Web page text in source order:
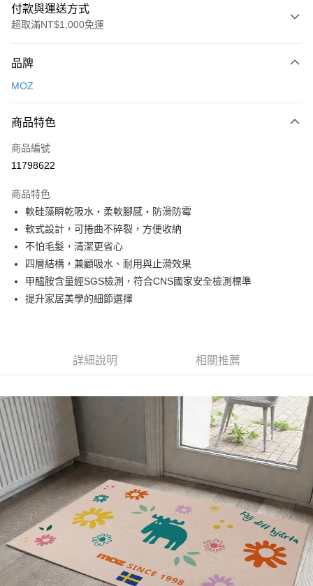
付款與運送方式
超取滿NT$1,000免運
信用卡一次付款
Apple Pay
街口支付
Google Pay
全盈+PAY
大哥付你分期
相關說明
【大哥付你分期使用說明】
1.本服務由台灣大哥大提供，台灣大哥大用戶可立即使用無須另外申請。
4.訂單成立30分鐘內，如未前往確認交易或遇審核未通過，訂單將自動取
【繳款方式說明】
1.分期款項不併入電信帳單，「大哥付你分期」於每月結算日後寄送繳費提
醒簡訊。
2.透過簡訊連結打開帳單後，可選擇「超商條碼／台灣大直營門市／銀行轉
帳／街口支付／iPASS MONEY」等通路繳費。
【注意事項】
1.本服務係由「台灣大哥大股份有限公司」（以下簡稱本公司）所提供，讓
用戶於交易時，得透過本服務購買商品或服務，並由商店將買賣／分期付款
買賣價金債權讓與本公司後，依約使用本公司帳單繳交帳款。
2.基於同意付款使用「大哥付你分期」之契約關係目的，商店將以您的個人
資料（包含姓名、電話或地址）提供予台灣大哥大進項蒐集、處理及利用，
由本公司與您本人進行分期帳單所需資料之確認、核對及更正。
3.完整用戶服務條款，請詳閱以下連結：
https://oppay.tw/userRule
AFTEE先享後付
１．簡單：不需註冊會員、不需綁卡、不需儲值。
【「AFTEE先享後付」結帳流程】
１．於結帳方式選擇「AFTEE先享後付」後，將跳轉至「AFTEE先享後付」
結帳頁面，進行簡訊認證並確認金額後，即可完成結帳。
２．訂單成立數日內，您將收到繳費通知簡訊。
３．收到繳費通知簡訊後14天內，點擊此簡訊中的連結，可透過四大超商／
ATM／網路銀行／等多元方式進行付款，方視為交易完成。
※ 請注意：結帳手續完成當下不需立刻繳費，但若您需要取消訂單，請聯絡
購買商品的店家。未經商家同意取消之訂單仍視為有效，需透過AFTEE先享
後付繳納相關費用。
※ 交易是否成功請以「AFTEE先享後付 」之結帳頁面顯示為準，若有關於
是否繳費成功／繳費後需取消欲退款等相關疑問，請聯繫「AFTEE先享後付
客戶支援中心」
https://netprotections.freshdesk.com/support/home
【注意事項】
付款後全家取貨
每筆NT$70，滿NT$1,000(含以上)免運費
付款後7-11取貨
每筆NT$70，滿NT$1,000(含以上)免運費
宅配
每筆NT$100，滿NT$1,200(含以上)免運費
京站台北店客服中心(1F星巴克旁) 即日起不提供京站紙袋，取件時
請自備購物袋，若需購買紙袋可現場詢問
免運費
品牌
MOZ
商品特色
商品編號
11798622
商品特色
軟硅藻瞬乾吸水・柔軟腳感・防滑防霉
軟式設計，可捲曲不碎裂，方便收納
不怕毛髮，清潔更省心
四層結構，兼顧吸水、耐用與止滑效果
甲醯胺含量經SGS檢測，符合CNS國家安全檢測標準
提升家居美學的細節選擇
詳細說明 相關推薦